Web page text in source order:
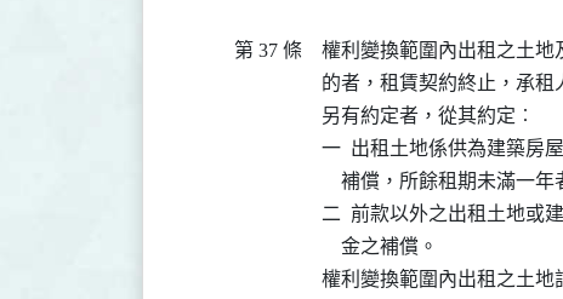
第 37 條
權利變換範圍內出租之土地
的者，租賃契約終止，承
另有約定者，從其約定︰
一  出租土地係供為建築房
補償，所餘租期未滿一
二  前款以外之出租土地或
    金之補償。
權利變換範圍內出租之土地